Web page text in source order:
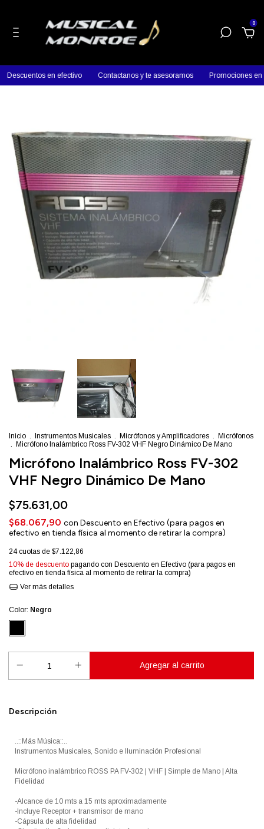
0
en efectivo Contactanos y te asesoramos Promociones en
Inicio . Instrumentos Musicales . Micrófonos y Amplificadores .
Micrófonos
.
Micrófono Inalámbrico Ross FV-302 VHF Negro Dinámico De Mano
Micrófono Inalámbrico Ross FV-302
VHF Negro Dinámico De Mano
$75.631,00
$68.067,90 con Descuento en Efectivo (para pagos en
efectivo en tienda física al momento de retirar la compra)
24 cuotas de $7.122,86
10% de descuento pagando con Descuento en Efectivo (para pagos en
efectivo en tienda física al momento de retirar la compra)
Ver más detalles
Color: Negro
Descripción
..::Más Música::..
Instrumentos Musicales, Sonido e Iluminación Profesional
Micrófono inalámbrico ROSS PA FV-302 | VHF | Simple de Mano | Alta
Fidelidad
-Alcance de 10 mts a 15 mts aproximadamente
-Incluye Receptor + transmisor de mano
-Cápsula de alta fidelidad